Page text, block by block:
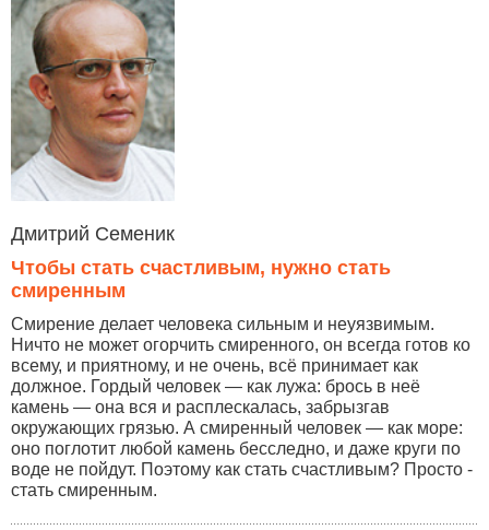
Дмитрий Семеник
Чтобы стать счастливым, нужно стать
смиренным
Смирение делает человека сильным и неуязвимым.
Ничто не может огорчить смиренного, он всегда готов ко
всему, и приятному, и не очень, всё принимает как
должное. Гордый человек — как лужа: брось в неё
камень — она вся и расплескалась, забрызгав
окружающих грязью. А смиренный человек — как море:
оно поглотит любой камень бесследно, и даже круги по
воде не пойдут. Поэтому как стать счастливым? Просто -
стать смиренным.